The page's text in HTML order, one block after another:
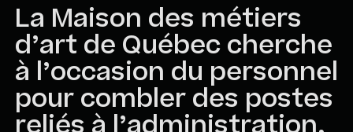
La Maison des métiers
d’art de Québec cherche
à l’occasion du personnel
pour combler des postes